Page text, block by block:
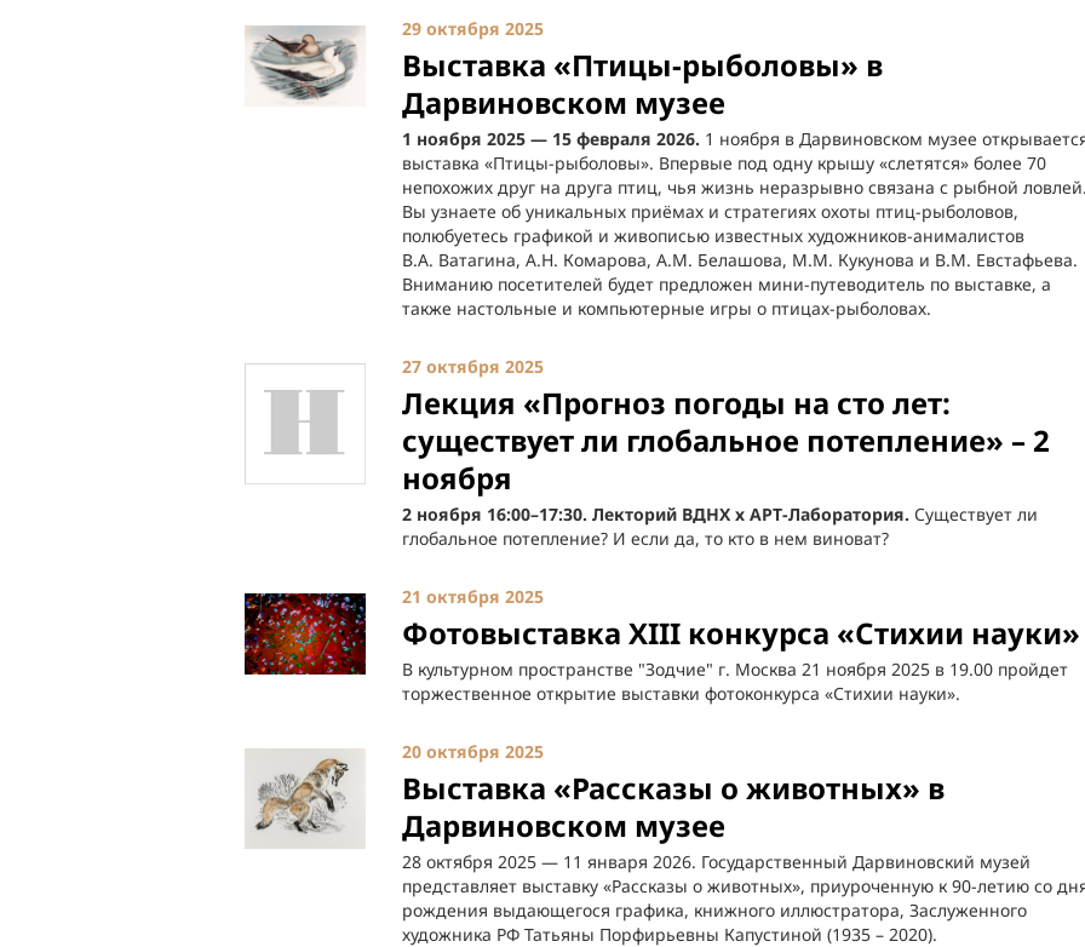
29 октября 2025
Выставка «Птицы-рыболовы» в
Дарвиновском музее
1 ноября 2025 — 15 февраля 2026. 1 ноября в Дарвиновском музее
выставка «Птицы-рыболовы». Впервые под одну крышу «слетятся» более 70
непохожих друг на друга птиц, чья жизнь неразрывно связана с рыбной
Вы узнаете об уникальных приёмах и стратегиях охоты птиц-рыболовов,
полюбуетесь графикой и живописью известных художников-анималистов
В.А. Ватагина, А.Н. Комарова, А.М. Белашова, М.М. Кукунова и В.М. Евстафьева.
Вниманию посетителей будет предложен мини-путеводитель по выставке, а
также настольные и компьютерные игры о птицах-рыболовах.
27 октября 2025
Лекция «Прогноз погоды на сто лет:
существует ли глобальное потепление» – 2
ноября
2 ноября 16:00–17:30. Лекторий ВДНХ х АРТ-Лаборатория. Существует ли
глобальное потепление? И если да, то кто в нем виноват?
21 октября 2025
Фотовыставка XIII конкурса «Стихии науки»
В культурном пространстве "Зодчие" г. Москва 21 ноября 2025 в 19.00 пройдет
торжественное открытие выставки фотоконкурса «Стихии науки».
20 октября 2025
Выставка «Рассказы о животных» в
Дарвиновском музее
28 октября 2025 — 11 января 2026. Государственный Дарвиновский музей
представляет выставку «Рассказы о животных», приуроченную к 90-летию со
рождения выдающегося графика, книжного иллюстратора, Заслуженного
художника РФ Татьяны Порфирьевны Капустиной (1935 – 2020).